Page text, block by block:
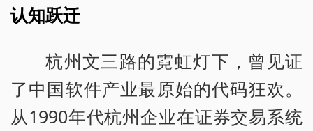
认知跃迁
杭州文三路的霓虹灯下，曾见证
了中国软件产业最原始的代码狂欢。
从1990年代杭州企业在证券交易系统